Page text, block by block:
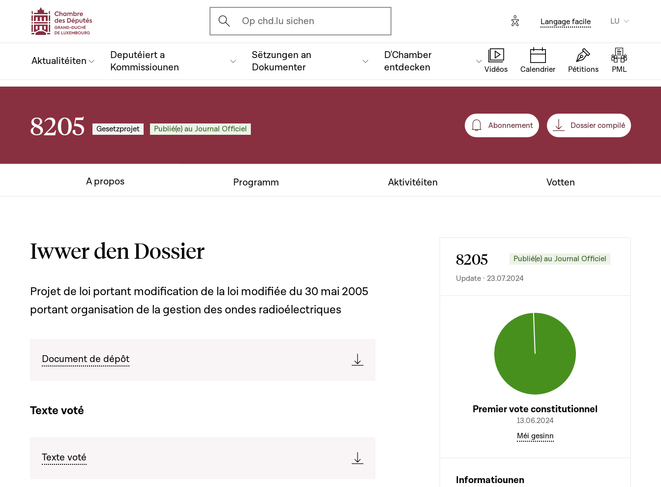
Ouvrir l'écran de recherche
Op chd.lu sichen Options d'accessibilité
Langage facile LU
Aktualitéiten
Deputéiert a
Kommissiounen
Sëtzungen an
Dokumenter
D'Chamber
entdecken
Vidéos Calendrier Pétitions PML
8205 Gesetzprojet Publié(e) au Journal Officiel Abonnement
Abonnement Dossier compilé
A propos Programm Aktivitéiten Votten
Iwwer den Dossier
Projet de loi portant modification de la loi modifiée du 30 mai 2005
portant organisation de la gestion des ondes radioélectriques
Document de dépôt
Texte voté
Texte voté
8205 Publié(e) au Journal Officiel
Update · 23.07.2024
Premier vote constitutionnel
13.06.2024
Méi gesinn
Informatiounen